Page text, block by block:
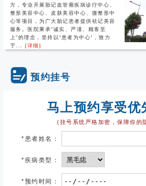
方，专业开展胎记血管瘤疾病诊疗中心、
整形美容中心、皮肤美容中心、微整形中
心等项目，为广大胎记患者提供祛记美容
服务。医院秉承“诚实、严谨、顾客至
上”的理念，坚持以“患者为中心”，致力
于...[详细]
预约挂号
马上预约享受优
(挂号系统严格加密，保障你的
*患者姓名：
*疾病类型：
*预约时间：